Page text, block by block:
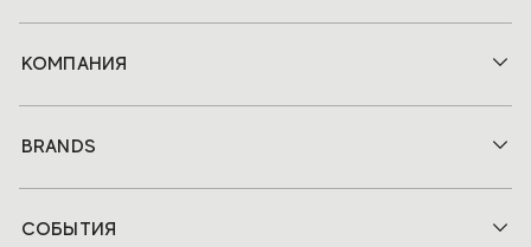
КОМПАНИЯ
BRANDS
СОБЫТИЯ